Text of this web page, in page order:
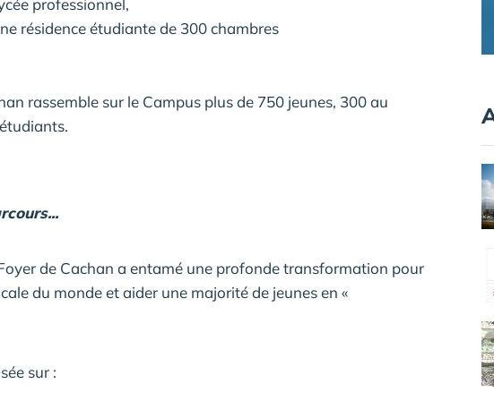
professionnel,
résidence étudiante de 300 chambres
rassemble sur le Campus plus de 750 jeunes, 300 au
de Cachan a entamé une profonde transformation pour
du monde et aider une majorité de jeunes en «
sur :